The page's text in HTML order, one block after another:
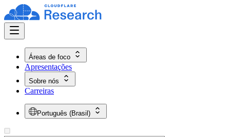
Áreas de foco
Apresentações
Sobre nós
Carreiras
Português (Brasil)